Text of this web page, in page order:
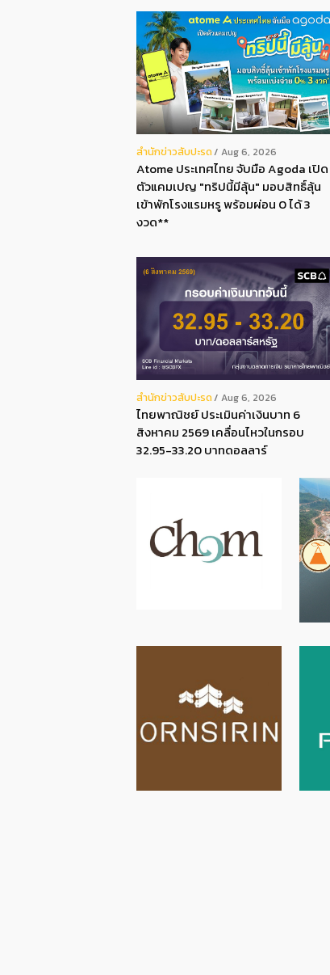
สํานักข่าวสับปะรด Aug 6, 2026
Atome ประเทศไทย จับมือ Agoda เปิด
ตัวแคมเปญ "ทริปนี้มีลุ้น" มอบสิทธิ์ลุ้น
เข้าพักโรงแรมหรู พร้อมผ่อน 0 ได้ 3
งวด**
สํานักข่าวสับปะรด Aug 6, 2026
ไทยพาณิชย์ ประเมินค่าเงินบาท 6
สิงหาคม 2569 เคลื่อนไหวในกรอบ
32.95-33.20 บาทดอลลาร์